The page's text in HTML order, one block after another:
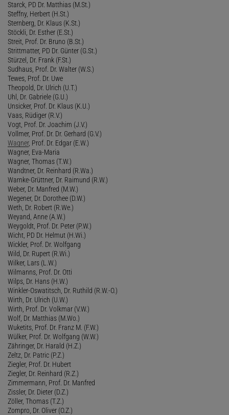
Starck, PD Dr. Matthias (M.St.)
Steffny, Herbert (H.St.)
Sternberg, Dr. Klaus (K.St.)
Stöckli, Dr. Esther (E.St.)
Streit, Prof. Dr. Bruno (B.St.)
Strittmatter, PD Dr. Günter (G.St.)
Stürzel, Dr. Frank (F.St.)
Sudhaus, Prof. Dr. Walter (W.S.)
Tewes, Prof. Dr. Uwe
Theopold, Dr. Ulrich (U.T.)
Uhl, Dr. Gabriele (G.U.)
Unsicker, Prof. Dr. Klaus (K.U.)
Vaas, Rüdiger (R.V.)
Vogt, Prof. Dr. Joachim (J.V.)
Vollmer, Prof. Dr. Dr. Gerhard (G.V.)
Wagner, Prof. Dr. Edgar (E.W.)
Wagner, Eva-Maria
Wagner, Thomas (T.W.)
Wandtner, Dr. Reinhard (R.Wa.)
Warnke-Grüttner, Dr. Raimund (R.W.)
Weber, Dr. Manfred (M.W.)
Wegener, Dr. Dorothee (D.W.)
Weth, Dr. Robert (R.We.)
Weyand, Anne (A.W.)
Weygoldt, Prof. Dr. Peter (P.W.)
Wicht, PD Dr. Helmut (H.Wi.)
Wickler, Prof. Dr. Wolfgang
Wild, Dr. Rupert (R.Wi.)
Wilker, Lars (L.W.)
Wilmanns, Prof. Dr. Otti
Wilps, Dr. Hans (H.W.)
Winkler-Oswatitsch, Dr. Ruthild (R.W.-O.)
Wirth, Dr. Ulrich (U.W.)
Wirth, Prof. Dr. Volkmar (V.W.)
Wolf, Dr. Matthias (M.Wo.)
Wuketits, Prof. Dr. Franz M. (F.W.)
Wülker, Prof. Dr. Wolfgang (W.W.)
Zähringer, Dr. Harald (H.Z.)
Zeltz, Dr. Patric (P.Z.)
Ziegler, Prof. Dr. Hubert
Ziegler, Dr. Reinhard (R.Z.)
Zimmermann, Prof. Dr. Manfred
Zissler, Dr. Dieter (D.Z.)
Zöller, Thomas (T.Z.)
Zompro, Dr. Oliver (O.Z.)